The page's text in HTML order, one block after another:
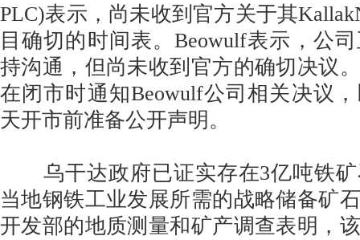
PLC)表示，尚未收到官方关于其
目确切的时间表。Beowulf表示，公
持沟通，但尚未收到官方的确切决议
在闭市时通知Beowulf公司相关决议
天开市前准备公开声明。
乌干达政府已证实存在3亿吨铁矿
当地钢铁工业发展所需的战略储备矿
开发部的地质测量和矿产调查表明，